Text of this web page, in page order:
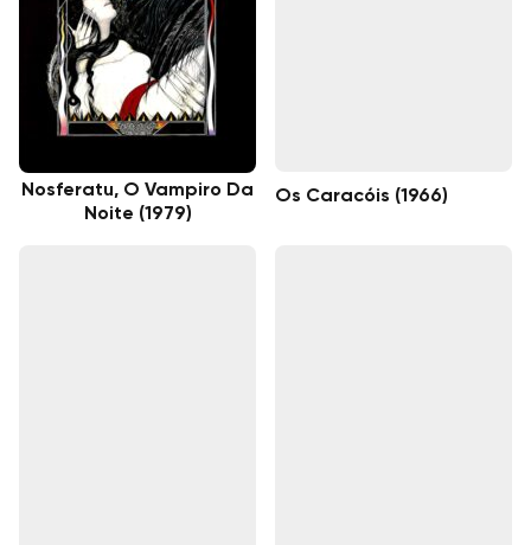
Nosferatu, O Vampiro Da
Noite (1979)
Os Caracóis (1966)